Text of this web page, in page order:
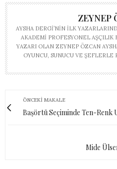
ZEYNEP
AYSHA DERGI’NIN ILK
AKADEMI PROFESYONEL
YAZARI OLAN ZEYNEP ÖZCAN
OYUNCU, SUNUCU VE ŞEFLERLE
ÖNCEKI MAKALE
Başörtü Seçiminde Ten-Renk
Mide